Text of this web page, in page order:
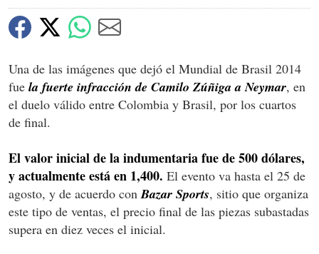
Una de las imágenes que dejó el Mundial de Brasil 2014
fue la fuerte infracción de Camilo Zúñiga a Neymar, en
el duelo válido entre Colombia y Brasil, por los cuartos
de final.
El valor inicial de la indumentaria fue de 500 dólares,
y actualmente está en 1,400. El evento va hasta el 25 de
agosto, y de acuerdo con Bazar Sports, sitio que organiza
este tipo de ventas, el precio final de las piezas subastadas
supera en diez veces el inicial.